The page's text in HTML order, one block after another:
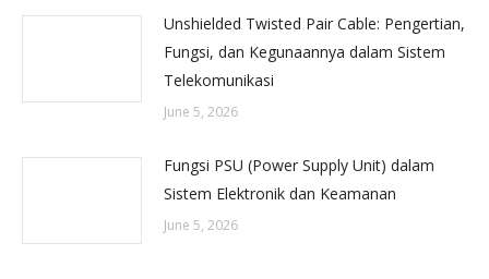
Unshielded Twisted Pair Cable: Pengertian,
Fungsi, dan Kegunaannya dalam Sistem
Telekomunikasi
June 5, 2026
Fungsi PSU (Power Supply Unit) dalam
Sistem Elektronik dan Keamanan
June 5, 2026